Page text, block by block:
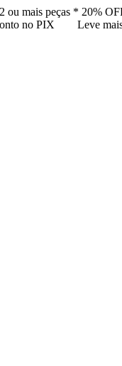
ou mais peças * 20%
no PIX
Leve